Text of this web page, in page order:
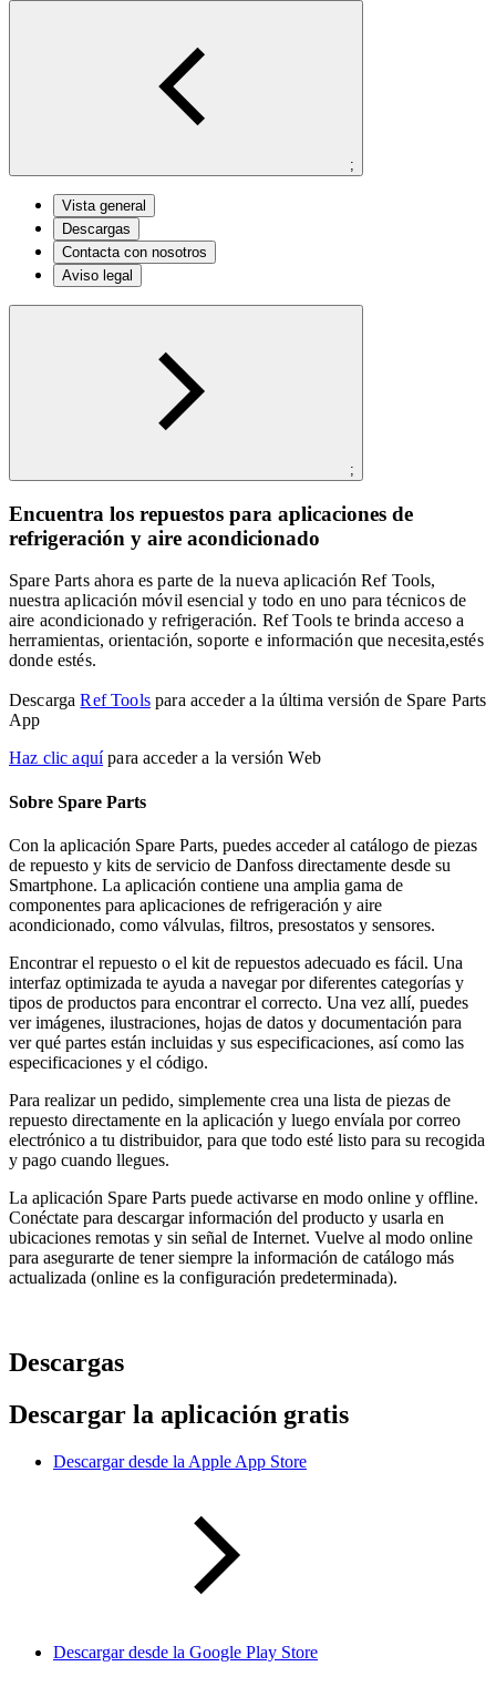
;
Vista general
Descargas
Contacta con nosotros
Aviso legal
;
Encuentra los repuestos para aplicaciones de
refrigeración y aire acondicionado
Spare Parts ahora es parte de la nueva aplicación Ref Tools,
nuestra aplicación móvil esencial y todo en uno para técnicos de
aire acondicionado y refrigeración. Ref Tools te brinda acceso a
herramientas, orientación, soporte e información que necesita,estés
donde estés.
DescargaRef Toolspara acceder a la última versión de Spare Parts
App
Haz clic aquípara acceder a la versión Web
Sobre Spare Parts
Con la aplicación Spare Parts, puedes acceder al catálogo de piezas
de repuesto y kits de servicio de Danfoss directamente desde su
Smartphone. La aplicación contiene una amplia gama de
componentes para aplicaciones de refrigeración y aire
acondicionado, como válvulas, filtros, presostatos y sensores.
Encontrar el repuesto o el kit de repuestos adecuado es fácil. Una
interfaz optimizada te ayuda a navegar por diferentes categorías y
tipos de productos para encontrar el correcto. Una vez allí, puedes
ver imágenes, ilustraciones, hojas de datos y documentación para
ver qué partes están incluidas y sus especificaciones, así como las
especificaciones y el código.
Para realizar un pedido, simplemente crea una lista de piezas de
repuesto directamente en la aplicación y luego envíala por correo
electrónico a tu distribuidor, para que todo esté listo para su recogida
y pago cuando llegues.
La aplicación Spare Parts puede activarse en modo online y offline.
Conéctate para descargar información del producto y usarla en
ubicaciones remotas y sin señal de Internet. Vuelve al modo online
para asegurarte de tener siempre la información de catálogo más
actualizada (online es la configuración predeterminada).
Descargas
Descargar la aplicación gratis
Descargar desde la Apple App Store
Descargar desde la Google Play Store